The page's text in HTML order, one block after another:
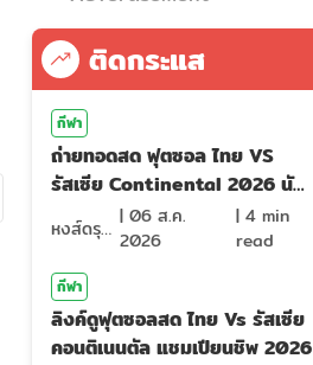
ติดกระแส
กีฬา
ถ่ายทอดสด ฟุตซอล ไทย VS
รัสเซีย Continental 2026 นัด
สุดท้าย
หงส์ดรุณ | 06 ส.ค.
2026
| 4min
read
กีฬา
ลิงค์ดูฟุตซอลสด ไทย Vs รัสเซีย
คอนติเนนตัล แชมเปียนชิพ 2026